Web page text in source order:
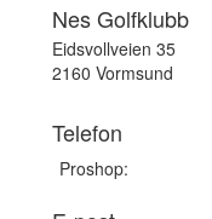
Nes Golfklubb
Eidsvollveien 35
2160 Vormsund
Telefon
Proshop: